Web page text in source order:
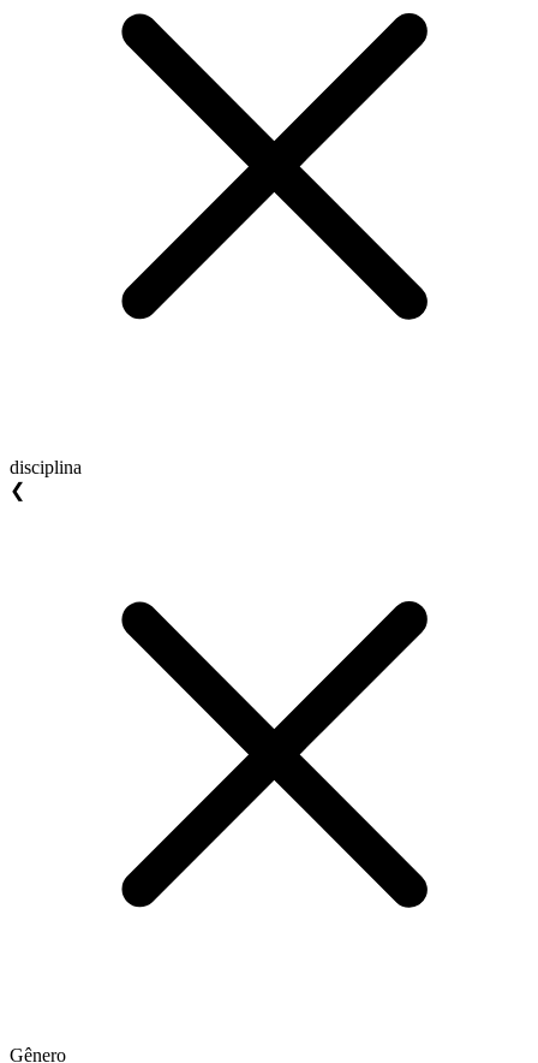
disciplina
❮
Gênero